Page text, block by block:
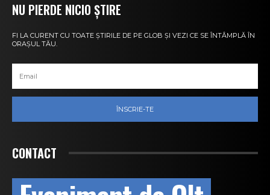
NU PIERDE NICIO ȘTIRE
FI LA CURENT CU TOATE ȘTIRILE DE PE GLOB ȘI VEZI CE SE ÎNTÂMPLĂ ÎN
ORAȘUL TĂU.
ÎNSCRIE-TE
CONTACT